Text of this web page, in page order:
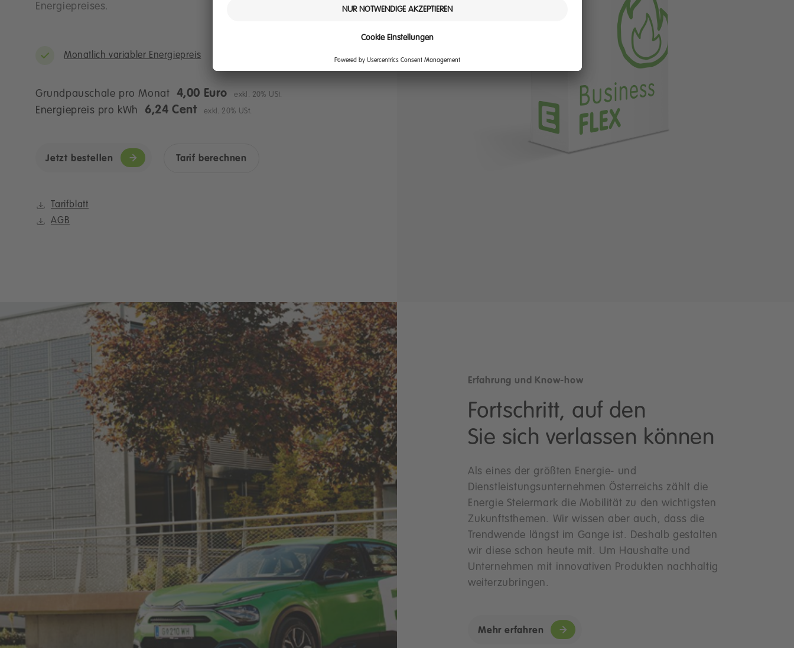
Energiepreises.
Monatlich variabler Energiepreis
Grundpauschale pro Monat 4,00 Euro exkl. 20% USt.
Energiepreis pro kWh 6,24 Cent exkl. 20% USt.
Jetzt bestellen Tarif berechnen
Tarifblatt
AGB
Erfahrung und Know-how
Fortschritt, auf den
Sie sich verlassen können
Als eines der größten Energie- und
Dienstleistungsunternehmen Österreichs zählt die
Energie Steiermark die Mobilität zu den wichtigsten
Zukunftsthemen. Wir wissen aber auch, dass die
Trendwende längst im Gange ist. Deshalb gestalten
wir diese schon heute mit. Um Haushalte und
Unternehmen mit innovativen Produkten nachhaltig
weiterzubringen.
Mehr erfahren